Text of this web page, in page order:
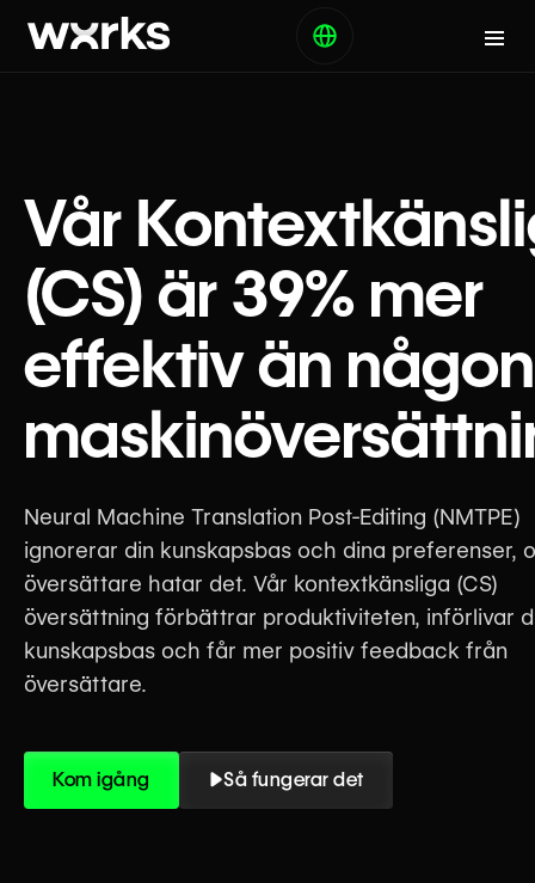
Vår
(CS) är 39% mer
effektiv än någon
Neural Machine Translation Post-Editing (NMTPE)
ignorerar din kunskapsbas och dina preferenser,
översättare hatar det. Vår kontextkänsliga (CS)
översättning förbättrar produktiviteten, införlivar
kunskapsbas och får mer positiv feedback från
översättare.
Kom igång Så fungerar det